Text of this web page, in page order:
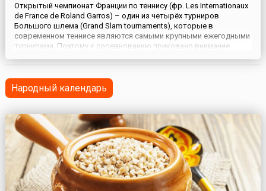
Открытый чемпионат Франции по теннису (фр. Les Internationaux
de France de Roland Garros) – один из четырёх турниров
Большого шлема (Grand Slam tournaments), которые в
современном теннисе являются самыми крупными ежегодными
турнирами. Поэтому к соревнованию приковано внимание
на теннисных кортах Парижа, объединённых в комплекс «Ролан
Гарр...
Народный календарь